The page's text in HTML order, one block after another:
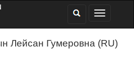
Лейсан Гумеровна (RU)